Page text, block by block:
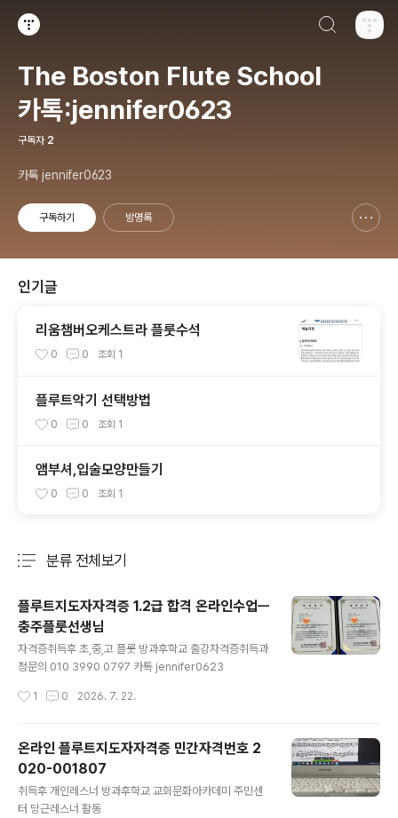
The Boston Flute School
카톡:jennifer0623
구독자 2
카톡 jennifer0623
구독하기 방명록
인기글
리움챔버오케스트라 플룻수석
0 0 조회 1
플루트악기 선택방법
0 0 조회 1
앰부셔,입술모양만들기
0 0 조회 1
분류 전체보기
플루트지도자자격증 1.2급 합격 온라인수업ㅡ
충주플룻선생님
자격증취득후 초,중,고 플룻 방과후학교 출강자격증취득과
정문의 010 3990 0797 카톡 jennifer0623
1 0 2026. 7. 22.
온라인 플루트지도자자격증 민간자격번호 2
020-001807
취득후 개인레스너 방과후학교 교회문화아카데미 주민센
터 당근레스너 활동